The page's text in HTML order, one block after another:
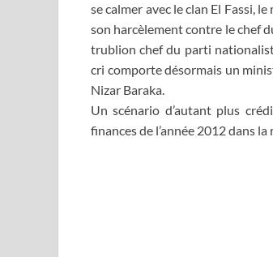
se calmer avec le clan El Fassi,
son harcèlement contre le chef
trublion chef du parti
cri comporte désormais un
Nizar Baraka.
Un scénario d’autant plus
finances de l’année 2012 dans